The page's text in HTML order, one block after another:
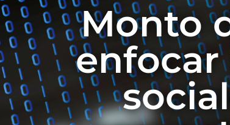
Monto
enfocar